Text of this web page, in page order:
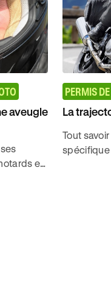
aveugle
et
PERMIS
La
Tout
spécifique